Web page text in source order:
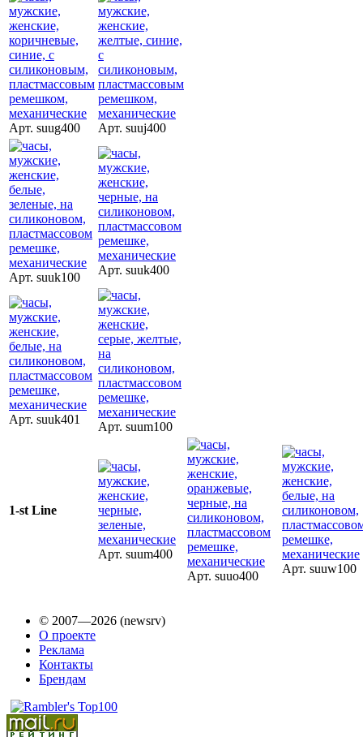
Арт. suug400 Арт. suuj400
Арт. suuk100
Арт. suuk400
Арт. suuk401
Арт. suum100
1-st Line
Арт. suum400
Арт. suuo400
Арт. suuw100
© 2007—2026 (newsrv)
О проекте
Реклама
Контакты
Брендам